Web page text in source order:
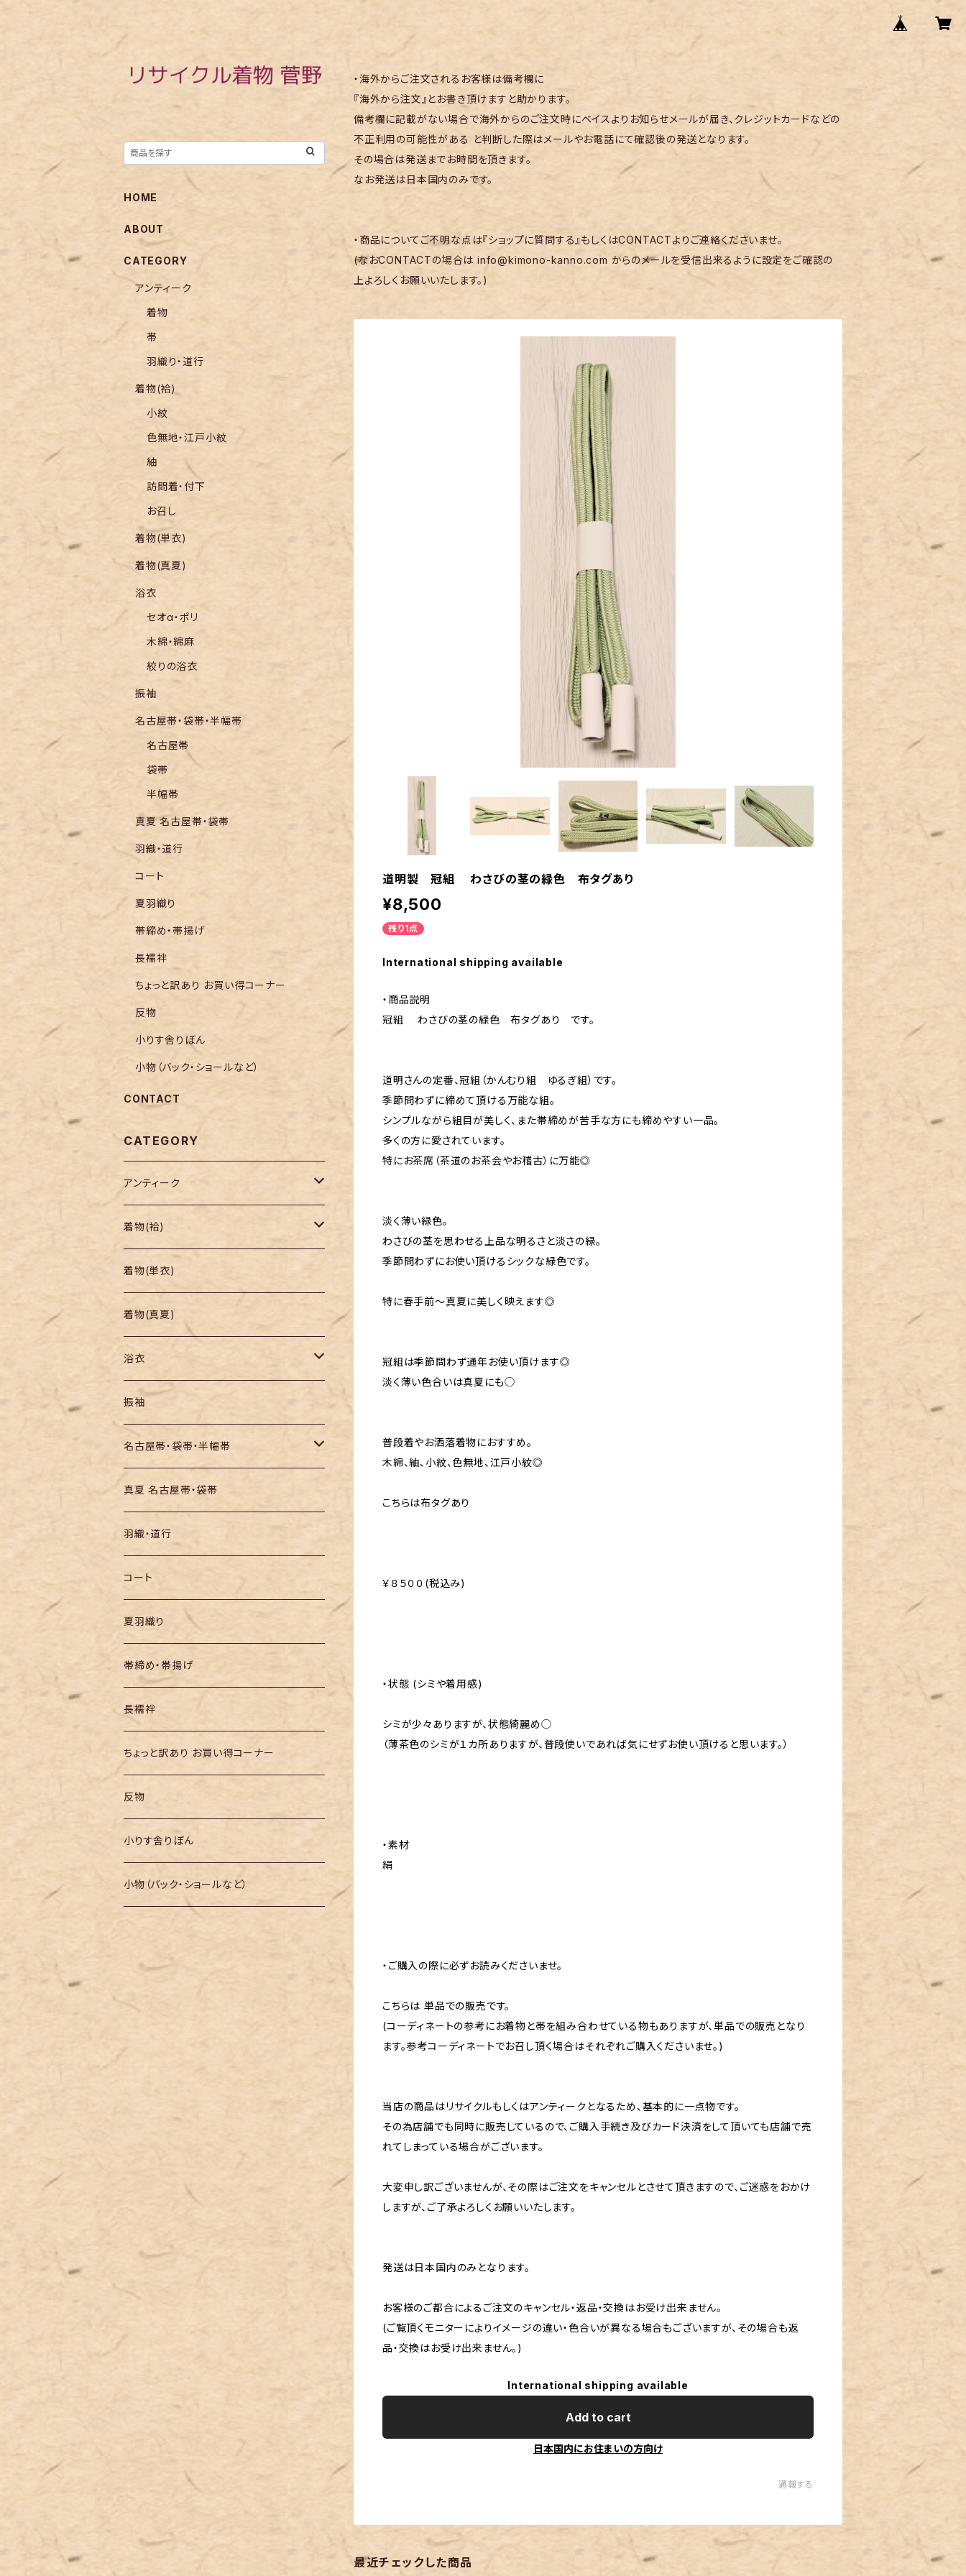
・海外からご注文されるお客様は備考欄に
『海外から注文』とお書き頂けますと助かります。
備考欄に記載がない場合で海外からのご注文時にベイスよりお知らせメールが届き、クレジットカードなどの
不正利用の可能性がある と判断した際はメールやお電話にて確認後の発送となります。
その場合は発送までお時間を頂きます。
なお発送は日本国内のみです。
・商品についてご不明な点は『ショップに質問する』もしくはCONTACTよりご連絡くださいませ。
(なおCONTACTの場合はinfo@kimono-kanno.com からのメールを受信出来るように設定をご確認の
上よろしくお願いいたします。)
道明製 冠組 わさびの茎の緑色 布タグあり
¥8,500
残り1点
International shipping available
・商品説明
冠組 わさびの茎の緑色 布タグあり です。
道明さんの定番、冠組（かんむり組 ゆるぎ組）です。
季節問わずに締めて頂ける万能な組。
シンプルながら組目が美しく、また帯締めが苦手な方にも締めやすい一品。
多くの方に愛されています。
特にお茶席（茶道のお茶会やお稽古）に万能◎
淡く薄い緑色。
わさびの茎を思わせる上品な明るさと淡さの緑。
季節問わずにお使い頂けるシックな緑色です。
特に春手前〜真夏に美しく映えます◎
冠組は季節問わず通年お使い頂けます◎
淡く薄い色合いは真夏にも◯
普段着やお洒落着物におすすめ。
木綿、紬、小紋、色無地、江戸小紋◎
こちらは布タグあり
￥８５００(税込み)
・状態 (シミや着用感)
シミが少々ありますが、状態綺麗め◯
（薄茶色のシミが１カ所ありますが、普段使いであれば気にせずお使い頂けると思います。）
・素材
絹
・ご購入の際に必ずお読みくださいませ。
こちらは 単品での販売です。
(コーディネートの参考にお着物と帯を組み合わせている物もありますが、単品での販売となり
ます。参考コーディネートでお召し頂く場合はそれぞれご購入くださいませ。)
当店の商品はリサイクルもしくはアンティークとなるため、基本的に一点物です。
その為店舗でも同時に販売しているので、ご購入手続き及びカード決済をして頂いても店舗で売
れてしまっている場合がございます。
大変申し訳ございませんが、その際はご注文をキャンセルとさせて頂きますので、ご迷惑をおかけ
しますが、ご了承よろしくお願いいたします。
発送は日本国内のみとなります。
お客様のご都合によるご注文のキャンセル・返品・交換はお受け出来ません。
(ご覧頂くモニターによりイメージの違い・色合いが異なる場合もございますが、その場合も返
品・交換はお受け出来ません。)
International shipping available
Add to cart
日本国内にお住まいの方向け
通報する
最近チェックした商品
HOME
ABOUT
CATEGORY
アンティーク
着物
帯
羽織り・道行
着物(袷)
小紋
色無地・江戸小紋
紬
訪問着・付下
お召し
着物(単衣)
着物(真夏)
浴衣
セオα・ポリ
木綿・綿麻
絞りの浴衣
振袖
名古屋帯・袋帯・半幅帯
名古屋帯
袋帯
半幅帯
真夏 名古屋帯・袋帯
羽織・道行
コート
夏羽織り
帯締め・帯揚げ
長襦袢
ちょっと訳あり お買い得コーナー
反物
小りす舎りぼん
小物（バック・ショールなど）
CONTACT
CATEGORY
アンティーク
着物
帯
羽織り・道行
着物(袷)
小紋
色無地・江戸小紋
紬
訪問着・付下
お召し
着物(単衣)
着物(真夏)
浴衣
セオα・ポリ
木綿・綿麻
絞りの浴衣
振袖
名古屋帯・袋帯・半幅帯
名古屋帯
袋帯
半幅帯
真夏 名古屋帯・袋帯
羽織・道行
コート
夏羽織り
帯締め・帯揚げ
長襦袢
ちょっと訳あり お買い得コーナー
反物
小りす舎りぼん
小物（バック・ショールなど）